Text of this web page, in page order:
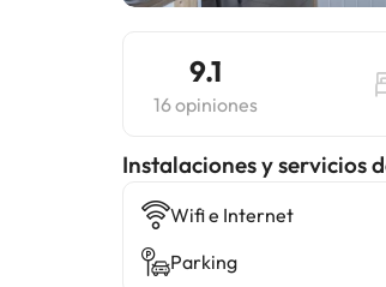
9.1
16 opiniones
Instalaciones y servicios
Wifi e Internet
Parking